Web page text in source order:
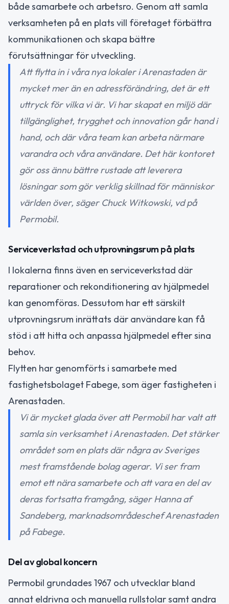
både samarbete och arbetsro. Genom att samla
verksamheten på en plats vill företaget förbättra
kommunikationen och skapa bättre
förutsättningar för utveckling.
Att flytta in i våra nya lokaler i Arenastaden är
mycket mer än en adressförändring, det är ett
uttryck för vilka vi är. Vi har skapat en miljö där
tillgänglighet, trygghet och innovation går hand i
hand, och där våra team kan arbeta närmare
varandra och våra användare. Det här kontoret
gör oss ännu bättre rustade att leverera
lösningar som gör verklig skillnad för människor
världen över, säger Chuck Witkowski, vd på
Permobil.
Serviceverkstad och utprovningsrum på plats
I lokalerna finns även en serviceverkstad där
reparationer och rekonditionering av hjälpmedel
kan genomföras. Dessutom har ett särskilt
utprovningsrum inrättats där användare kan få
stöd i att hitta och anpassa hjälpmedel efter sina
behov.
Flytten har genomförts i samarbete med
fastighetsbolaget Fabege, som äger fastigheten i
Arenastaden.
Vi är mycket glada över att Permobil har valt att
samla sin verksamhet i Arenastaden. Det stärker
området som en plats där några av Sveriges
mest framstående bolag agerar. Vi ser fram
emot ett nära samarbete och att vara en del av
deras fortsatta framgång, säger Hanna af
Sandeberg, marknadsområdeschef Arenastaden
på Fabege.
Del av global koncern
Permobil grundades 1967 och utvecklar bland
annat eldrivna och manuella rullstolar samt andra